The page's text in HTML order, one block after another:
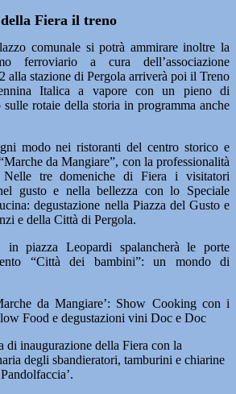
Fiera il treno
comunale si potrà ammirare inoltre la
ferroviario a cura dell’associazione
alla stazione di Pergola arriverà poi il Treno
Italica a vapore con un pieno di
rotaie della storia in programma anche
modo nei ristoranti del centro storico e
da Mangiare”, con la professionalità
tre domeniche di Fiera i visitatori
gusto e nella bellezza con lo Speciale
degustazione nella Piazza del Gusto e
e della Città di Pergola.
piazza Leopardi spalancherà le porte
“Città dei bambini”: un mon­do di
da Mangiare’: Show Cooking con i
Food e degustazioni vini Doc e Doc
inaugurazione della Fiera con la
degli sbandieratori, tamburini e chiarine